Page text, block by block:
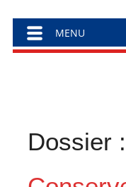
Menu
Aller au contenu
MENU
Dossier :